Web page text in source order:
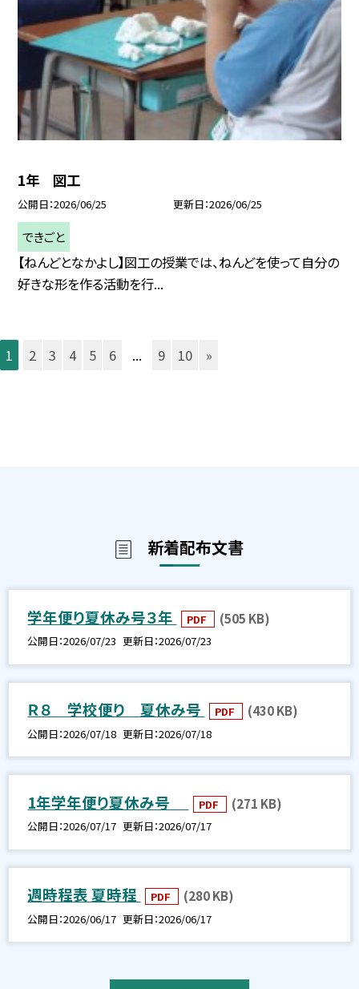
1年 図工
公開日 2026/06/25 更新日 2026/06/25
できごと
【ねんどとなかよし】 図工の授業では、ねんどを使って自分の
好きな形を作る活動を行...
1 2 3 4 5 6 ... 9 10 »
新着配布文書
学年便り夏休み号３年 PDF (505 KB)
公開日 2026/07/23 更新日 2026/07/23
Ｒ８ 学校便り 夏休み号 PDF (430 KB)
公開日 2026/07/18 更新日 2026/07/18
1年学年便り夏休み号 PDF (271 KB)
公開日 2026/07/17 更新日 2026/07/17
週時程表 夏時程 PDF (280 KB)
公開日 2026/06/17 更新日 2026/06/17